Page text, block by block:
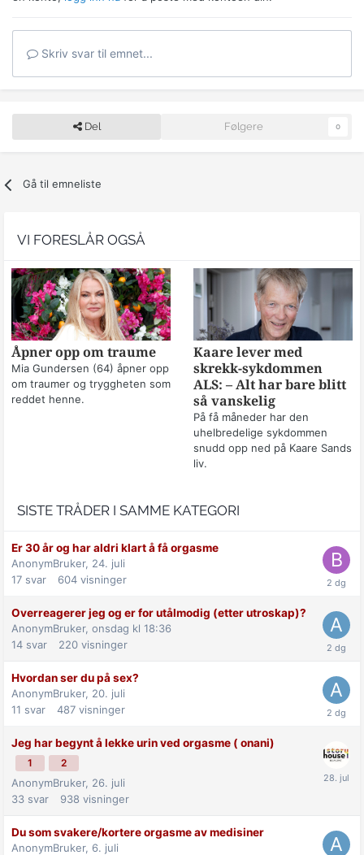
Skriv svar til emnet...
Del Følgere 0
Gå til emneliste
VI FORESLÅR OGSÅ
Åpner opp om traume
Mia Gundersen (64) åpner opp
om traumer og tryggheten som
reddet henne.
Kaare lever med
skrekk-sykdommen
ALS: – Alt har bare blitt
så vanskelig
På få måneder har den
uhelbredelige sykdommen
snudd opp ned på Kaare Sands
liv.
SISTE TRÅDER I SAMME KATEGORI
Er 30 år og har aldri klart å få orgasme
AnonymBruker, 24. juli
17 svar 604 visninger
Overreagerer jeg og er for utålmodig (etter utroskap)?
AnonymBruker, onsdag kl 18:36
14 svar 220 visninger
Hvordan ser du på sex?
AnonymBruker, 20. juli
11 svar 487 visninger
Jeg har begynt å lekke urin ved orgasme ( onani)
1 2
AnonymBruker, 26. juli
33 svar 938 visninger
Du som svakere/kortere orgasme av medisiner
AnonymBruker, 6. juli